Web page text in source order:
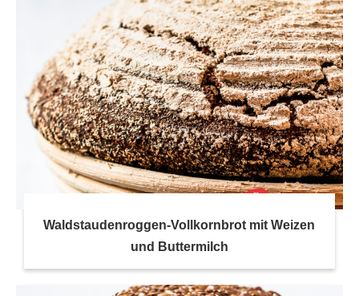
Waldstaudenroggen-Vollkornbrot mit Weizen
und Buttermilch